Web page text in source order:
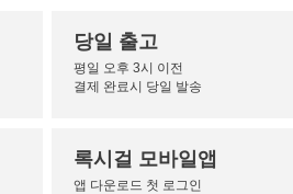
당일 출고
평일 오후 3시 이전
결제 완료시 당일 발송
록시걸 모바일앱
앱 다운로드 첫 로그인